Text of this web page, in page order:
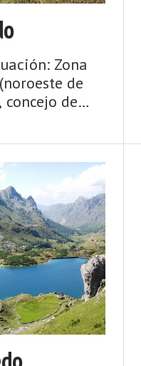
Zona
de
de